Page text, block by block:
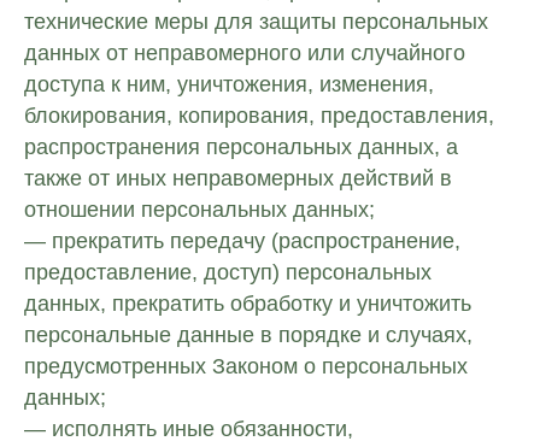
технические меры для защиты персональных
данных от неправомерного или случайного
доступа к ним, уничтожения, изменения,
блокирования, копирования, предоставления,
распространения персональных данных, а
также от иных неправомерных действий в
отношении персональных данных;
— прекратить передачу (распространение,
предоставление, доступ) персональных
данных, прекратить обработку и уничтожить
персональные данные в порядке и случаях,
предусмотренных Законом о персональных
данных;
— исполнять иные обязанности,